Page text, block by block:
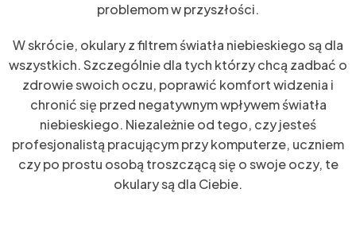
problemom w przyszłości.
W skrócie, okulary z filtrem światła niebieskiego są dla
wszystkich. Szczególnie dla tych którzy chcą zadbać o
zdrowie swoich oczu, poprawić komfort widzenia i
chronić się przed negatywnym wpływem światła
niebieskiego. Niezależnie od tego, czy jesteś
profesjonalistą pracującym przy komputerze, uczniem
czy po prostu osobą troszczącą się o swoje oczy, te
okulary są dla Ciebie.